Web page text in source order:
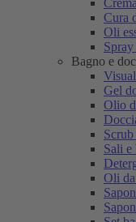
Cura
Oli
Bagno e
Gel
Olio
Sali e
Oli